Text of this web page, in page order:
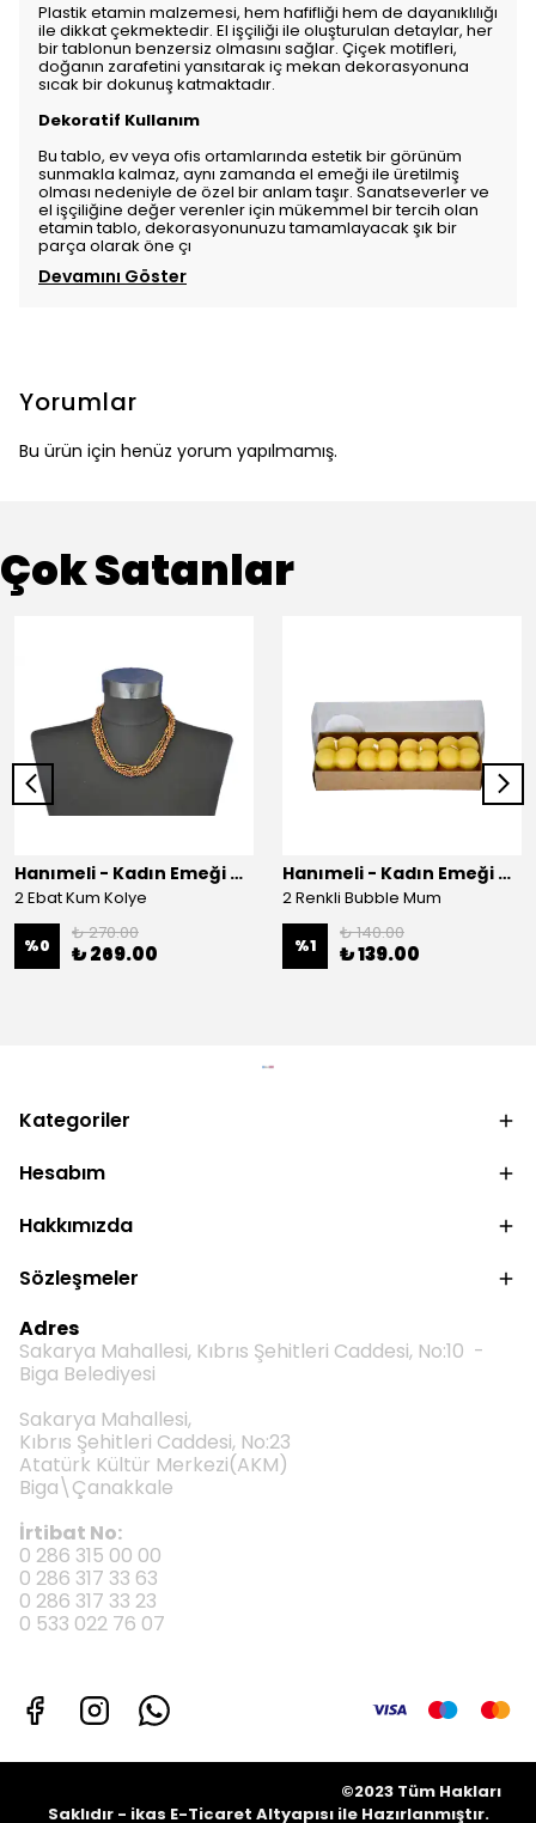
Plastik etamin malzemesi, hem hafifliği hem de dayanıklılığı
ile dikkat çekmektedir. El işçiliği ile oluşturulan detaylar, her
bir tablonun benzersiz olmasını sağlar. Çiçek motifleri,
doğanın zarafetini yansıtarak iç mekan dekorasyonuna
sıcak bir dokunuş katmaktadır.
Dekoratif Kullanım
Bu tablo, ev veya ofis ortamlarında estetik bir görünüm
sunmakla kalmaz, aynı zamanda el emeği ile üretilmiş
olması nedeniyle de özel bir anlam taşır. Sanatseverler ve
el işçiliğine değer verenler için mükemmel bir tercih olan
etamin tablo, dekorasyonunuzu tamamlayacak şık bir
parça olarak öne çı
Devamını Göster
Yorumlar
Bu ürün için henüz yorum yapılmamış.
Çok Satanlar
Hanımeli - Kadın Emeği Çarşısı
2 Ebat Kum Kolye
%0
₺ 270.00
₺ 269.00
Hanımeli - Kadın Emeği Çarşısı
2 Renkli Bubble Mum
%1
₺ 140.00
₺ 139.00
Kategoriler
Hesabım
Hakkımızda
Sözleşmeler
Adres
Sakarya Mahallesi, Kıbrıs Şehitleri Caddesi, No:10 -
Biga Belediyesi
Sakarya Mahallesi,
Kıbrıs Şehitleri Caddesi, No:23
Atatürk Kültür Merkezi(AKM)
Biga\Çanakkale
İrtibat No:
0 286 315 00 00
0 286 317 33 63
0 286 317 33 23
0 533 022 76 07
©2023 Tüm Hakları
Saklıdır - ikas E-Ticaret Altyapısı ile Hazırlanmıştır.